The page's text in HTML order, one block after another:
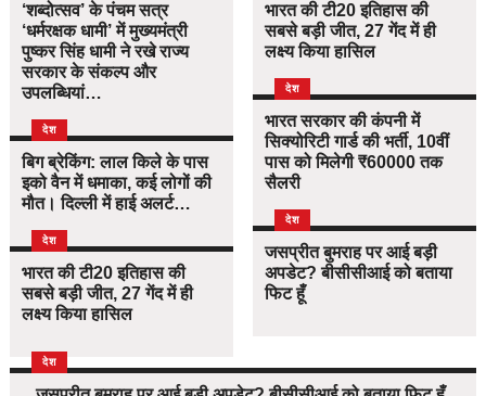
‘शब्दोत्सव’ के पंचम सत्र
‘धर्मरक्षक धामी’ में मुख्यमंत्री
पुष्कर सिंह धामी ने रखे राज्य
सरकार के संकल्प और
उपलब्धियां…
देश
बिग ब्रेकिंग: लाल किले के पास
इको वैन में धमाका, कई लोगों की
मौत। दिल्ली में हाई अलर्ट…
देश
भारत की टी20 इतिहास की
सबसे बड़ी जीत, 27 गेंद में ही
लक्ष्य किया हासिल
भारत की टी20 इतिहास की
सबसे बड़ी जीत, 27 गेंद में ही
लक्ष्य किया हासिल
देश
भारत सरकार की कंपनी में
सिक्योरिटी गार्ड की भर्ती, 10वीं
पास को मिलेगी ₹60000 तक
सैलरी
देश
जसप्रीत बुमराह पर आई बड़ी
अपडेट? बीसीसीआई को बताया
फिट हूँ
देश